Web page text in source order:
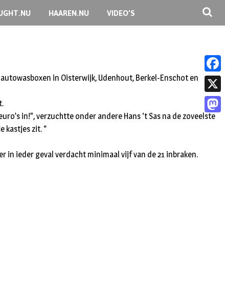
HAAREN.NU VIDEO’S
in Oisterwijk, Udenhout, Berkel-Enschot en
in!”, verzuchtte onder andere Hans ‘t Sas na de zoveelste
kastjes zit. “
in ieder geval verdacht minimaal vijf van de 21 inbraken.
F
a
c
X
M